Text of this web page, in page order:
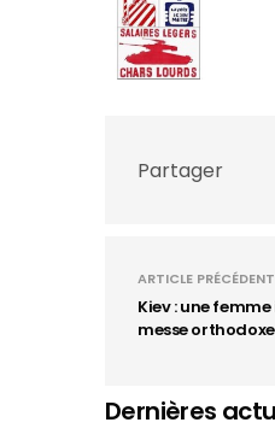
Partager
ARTICLE PRÉCÉDENT
Kiev : une
messe
Dernières